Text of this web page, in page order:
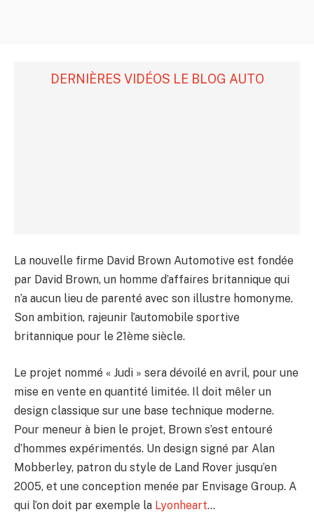
DERNIÈRES VIDÉOS LE BLOG AUTO
La nouvelle firme David Brown Automotive est fondée
par David Brown, un homme d’affaires britannique qui
n’a aucun lieu de parenté avec son illustre homonyme.
Son ambition, rajeunir l’automobile sportive
britannique pour le 21ème siècle.
Le projet nommé « Judi » sera dévoilé en avril, pour une
mise en vente en quantité limitée. Il doit mêler un
design classique sur une base technique moderne.
Pour meneur à bien le projet, Brown s’est entouré
d’hommes expérimentés. Un design signé par Alan
Mobberley, patron du style de Land Rover jusqu’en
2005, et une conception menée par Envisage Group. A
qui l’on doit par exemple la Lyonheart…